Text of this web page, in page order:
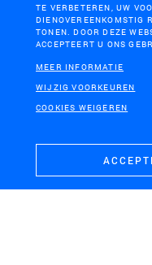
TE VERBETEREN, UW
DIENOVEREENKOMSTIG
TONEN. DOOR DEZE
ACCEPTEERT U ONS
MEER INFORMATIE
WIJZIG VOORKEUREN
COOKIES WEIGEREN